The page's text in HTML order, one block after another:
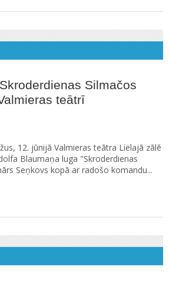
Silmačos
teātrī
12. jūnijā Valmieras teātra Lielajā zālē
Blaumaņa luga "Skroderdienas
Seņkovs kopā ar radošo komandu...